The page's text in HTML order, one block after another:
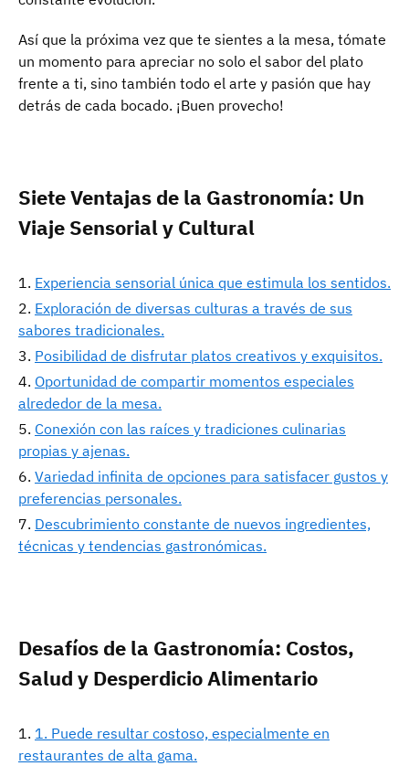
Así que la próxima vez que te sientes a la mesa, tómate
un momento para apreciar no solo el sabor del plato
frente a ti, sino también todo el arte y pasión que hay
detrás de cada bocado. ¡Buen provecho!
Siete Ventajas de la Gastronomía: Un
Viaje Sensorial y Cultural
Experiencia sensorial única que estimula los sentidos.
Exploración de diversas culturas a través de sus
sabores tradicionales.
Posibilidad de disfrutar platos creativos y exquisitos.
Oportunidad de compartir momentos especiales
alrededor de la mesa.
Conexión con las raíces y tradiciones culinarias
propias y ajenas.
Variedad infinita de opciones para satisfacer gustos y
preferencias personales.
Descubrimiento constante de nuevos ingredientes,
técnicas y tendencias gastronómicas.
Desafíos de la Gastronomía: Costos,
Salud y Desperdicio Alimentario
1. Puede resultar costoso, especialmente en
restaurantes de alta gama.